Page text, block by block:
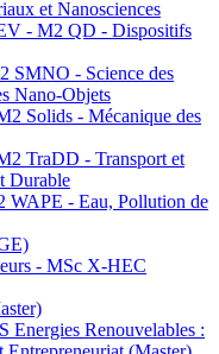
et Nanosciences
- M2 QD - Dispositifs
SMNO - Science des
Nano-Objets
Solids - Mécanique des
TraDD - Transport et
Durable
WAPE - Eau, Pollution de
- MSc X-HEC
Energies Renouvelables :